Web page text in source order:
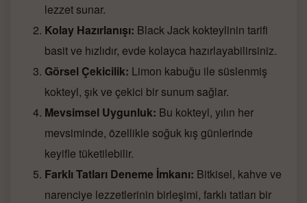
lezzet sunar.
Kolay Hazırlanışı: Black Jack kokteylinin tarifi
basit ve hızlıdır, evde kolayca hazırlayabilirsiniz.
Görsel Çekicilik: Limon kabuğu ile süslenmiş
kokteyl, şık ve çekici bir sunum sağlar.
Mevsimsel Uygunluk: Bu kokteyl, yılın her
mevsiminde, özellikle soğuk kış günlerinde
keyifle tüketilebilir.
Farklı Tatları Deneme İmkanı: Bitkisel, kahve ve
narenciye lezzetlerinin birleşimi, farklı tatları bir